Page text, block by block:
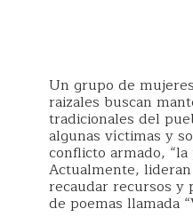
Un grupo de
raizales buscan
tradicionales del
algunas víctimas y
conflicto armado, “la
Actualmente,
recaudar recursos y
de poemas llamada